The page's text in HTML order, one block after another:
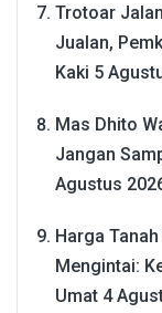
Trotoar
Jualan,
Kaki 5
Mas Dhito
Jangan
Agustus
Harga
Mengintai:
Umat 4